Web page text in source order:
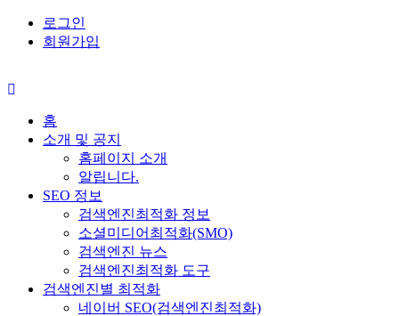
로그인
회원가입
홈
소개 및 공지
홈페이지 소개
알립니다.
SEO 정보
검색엔진최적화 정보
소셜미디어최적화(SMO)
검색엔진 뉴스
검색엔진최적화 도구
검색엔진별 최적화
네이버 SEO(검색엔진최적화)